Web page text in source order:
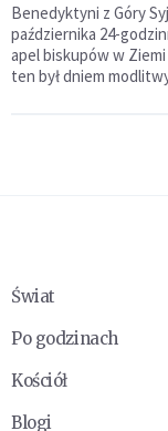
Benedyktyni z Góry
października 24-
apel biskupów w
ten był dniem
Świat
Po godzinach
Kościół
Blogi